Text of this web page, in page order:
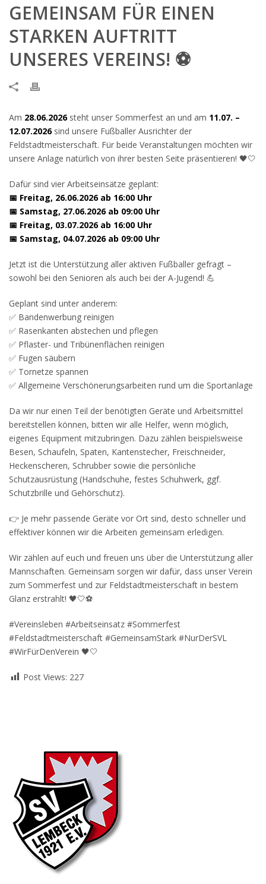
GEMEINSAM FÜR EINEN
STARKEN AUFTRITT
UNSERES VEREINS! ⚽️
Am 28.06.2026steht unser Sommerfest an und am 11.07. –
12.07.2026sind unsere Fußballer Ausrichter der
Feldstadtmeisterschaft. Für beide Veranstaltungen möchten wir
unsere Anlage natürlich von ihrer besten Seite präsentieren! 🖤🤍
Dafür sind vier Arbeitseinsätze geplant:
📅 Freitag, 26.06.2026 ab 16:00 Uhr
📅 Samstag, 27.06.2026 ab 09:00 Uhr
📅 Freitag, 03.07.2026 ab 16:00 Uhr
📅 Samstag, 04.07.2026 ab 09:00 Uhr
Jetzt ist die Unterstützung aller aktiven Fußballer gefragt –
sowohl bei den Senioren als auch bei der A-Jugend! 💪
Geplant sind unter anderem:
✅ Bandenwerbung reinigen
✅ Rasenkanten abstechen und pflegen
✅ Pflaster- und Tribünenflächen reinigen
✅ Fugen säubern
✅ Tornetze spannen
✅ Allgemeine Verschönerungsarbeiten rund um die Sportanlage
Da wir nur einen Teil der benötigten Geräte und Arbeitsmittel
bereitstellen können, bitten wir alle Helfer, wenn möglich,
eigenes Equipment mitzubringen. Dazu zählen beispielsweise
Besen, Schaufeln, Spaten, Kantenstecher, Freischneider,
Heckenscheren, Schrubber sowie die persönliche
Schutzausrüstung (Handschuhe, festes Schuhwerk, ggf.
Schutzbrille und Gehörschutz).
👉 Je mehr passende Geräte vor Ort sind, desto schneller und
effektiver können wir die Arbeiten gemeinsam erledigen.
Wir zählen auf euch und freuen uns über die Unterstützung aller
Mannschaften. Gemeinsam sorgen wir dafür, dass unser Verein
zum Sommerfest und zur Feldstadtmeisterschaft in bestem
Glanz erstrahlt! 🖤🤍⚽️
#Vereinsleben #Arbeitseinsatz #Sommerfest
#Feldstadtmeisterschaft #GemeinsamStark #NurDerSVL
#WirFürDenVerein 🖤🤍
Post Views: 227